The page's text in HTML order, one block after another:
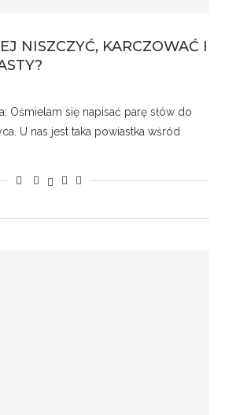
NISZCZYĆ, KARCZOWAĆ I
Ośmielam się napisać parę słów do
U nas jest taka powiastka wśród